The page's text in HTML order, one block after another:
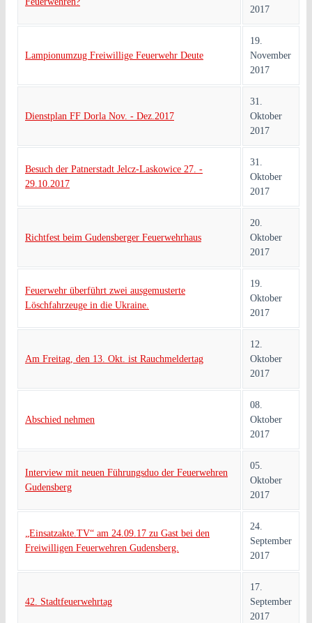
2017
Lampionumzug Freiwillige Feuerwehr Deute
19.
November
2017
Dienstplan FF Dorla Nov. - Dez.2017
31.
Oktober
2017
Besuch der Patnerstadt Jelcz-Laskowice 27. -
29.10.2017
31.
Oktober
2017
Richtfest beim Gudensberger Feuerwehrhaus
20.
Oktober
2017
Feuerwehr überführt zwei ausgemusterte
Löschfahrzeuge in die Ukraine.
19.
Oktober
2017
Am Freitag, den 13. Okt. ist Rauchmeldertag
12.
Oktober
2017
Abschied nehmen
08.
Oktober
2017
Interview mit neuen Führungsduo der Feuerwehren
Gudensberg
05.
Oktober
2017
„Einsatzakte.TV“ am 24.09.17 zu Gast bei den
Freiwilligen Feuerwehren Gudensberg.
24.
September
2017
42. Stadtfeuerwehrtag
17.
September
2017